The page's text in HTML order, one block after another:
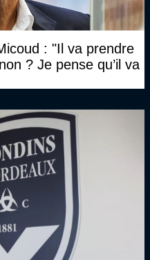
: "Il va prendre
? Je pense qu’il va